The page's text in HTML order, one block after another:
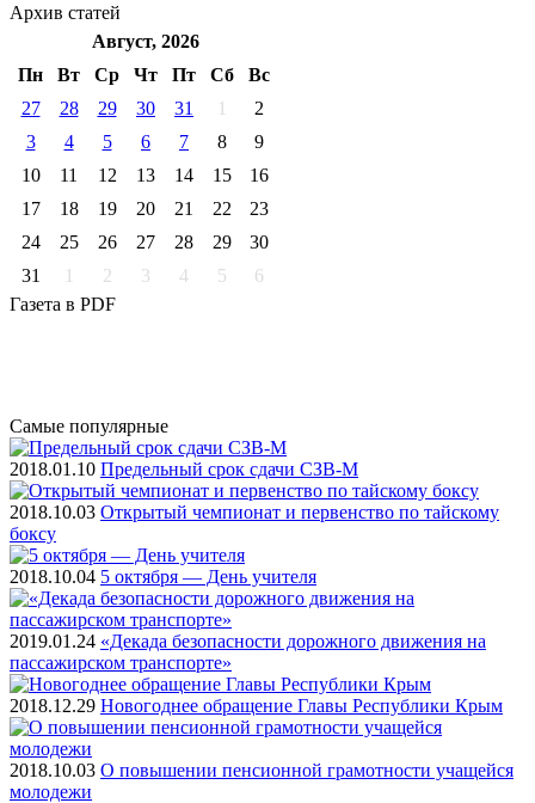
Архив статей
Август, 2026
Пн
Вт Ср Чт Пт Cб
Вс
27
28 29 30 31 1
2
3
4 5 6 7 8
9
10
11 12 13 14 15
16
17
18 19 20 21 22
23
24
25 26 27 28 29
30
31
1 2 3 4 5
6
Газета в PDF
Самые популярные
2018.01.10 Предельный срок сдачи СЗВ-М
2018.10.03 Открытый чемпионат и первенство по тайскому
боксу
2018.10.04 5 октября — День учителя
2019.01.24 «Декада безопасности дорожного движения на
пассажирском транспорте»
2018.12.29 Новогоднее обращение Главы Республики Крым
2018.10.03 О повышении пенсионной грамотности учащейся
молодежи